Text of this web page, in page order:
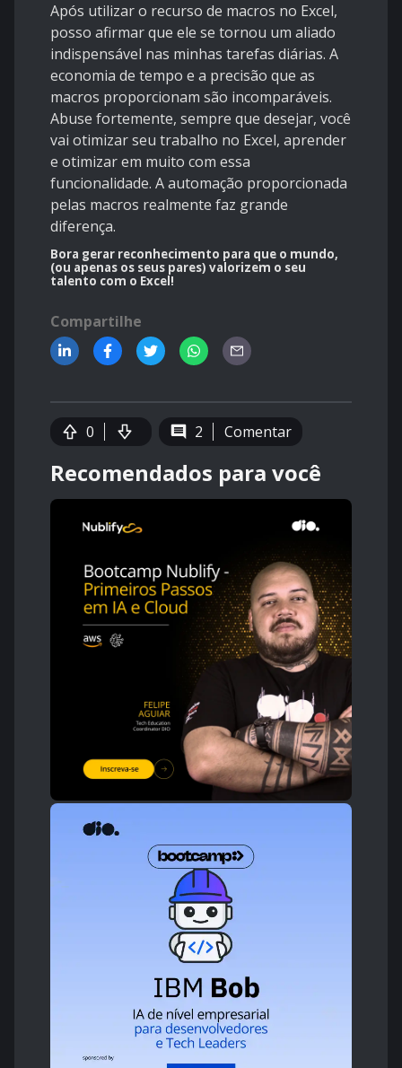
Após utilizar o recurso de macros no Excel,
posso afirmar que ele se tornou um aliado
indispensável nas minhas tarefas diárias. A
economia de tempo e a precisão que as
macros proporcionam são incomparáveis.
Abuse fortemente, sempre que desejar, você
vai otimizar seu trabalho no Excel, aprender
e otimizar em muito com essa
funcionalidade. A automação proporcionada
pelas macros realmente faz grande
diferença.
Bora gerar reconhecimento para que o mundo,
(ou apenas os seus pares) valorizem o seu
talento com o Excel!
Compartilhe
0 2 Comentar
Recomendados para você